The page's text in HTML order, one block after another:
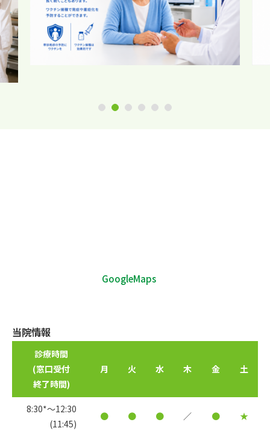
1 2 3 4 5 6
GoogleMaps
当院情報
診療時間
(窓口受付
終了時間)
月 火 水 木 金 土
8:30*〜12:30
(11:45)
● ● ● ／ ● ★